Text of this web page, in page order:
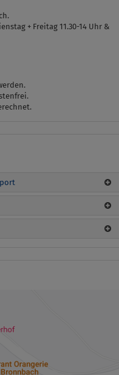
+ Freitag 11.30-14 Uhr &